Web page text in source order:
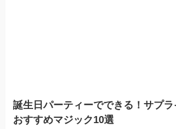
誕生日パーティーでできる！サプ
おすすめマジック10選